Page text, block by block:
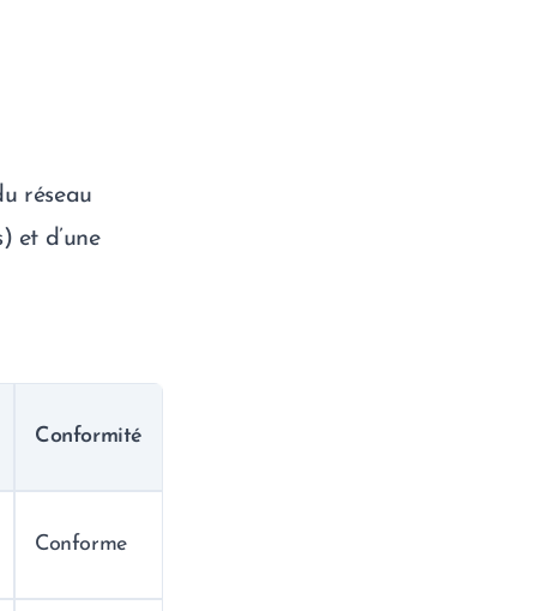
réseau
et d’une
Conformité
Conforme